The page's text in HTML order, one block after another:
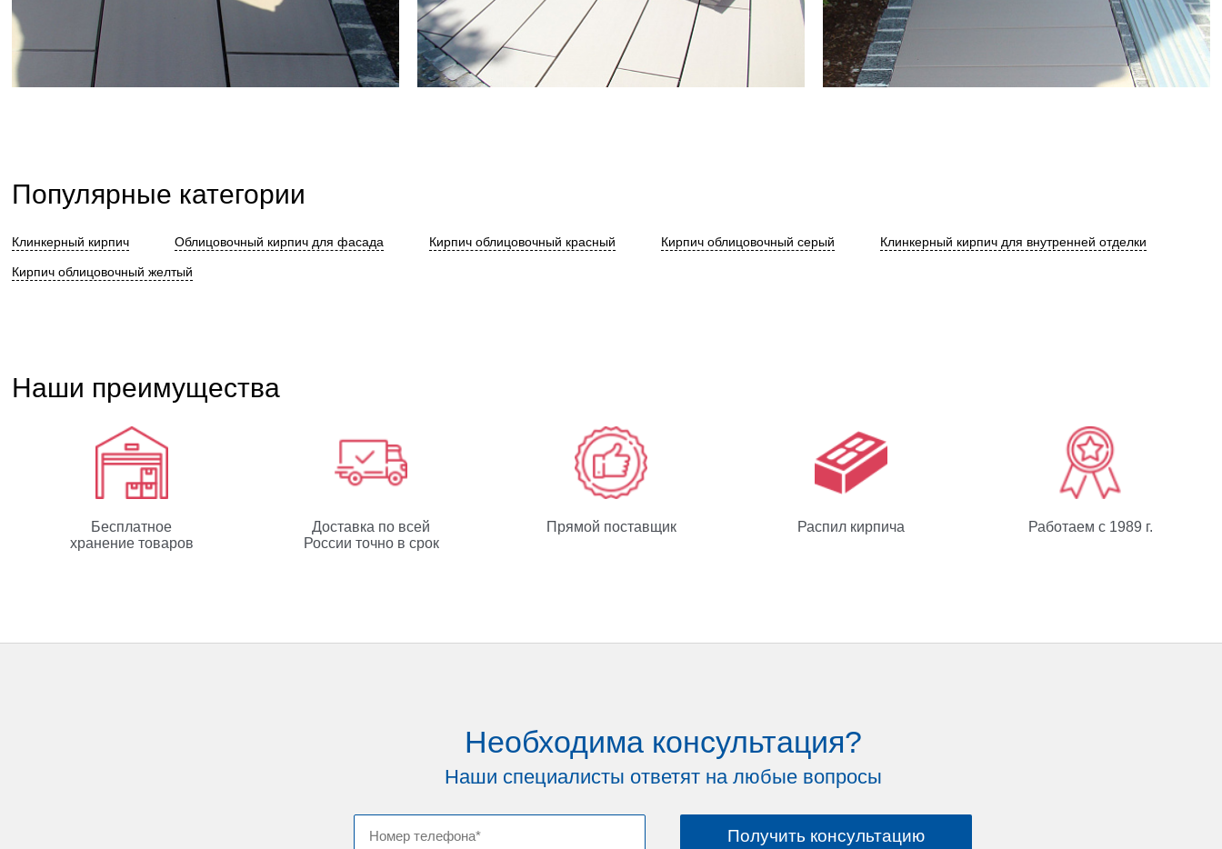
Популярные категории
Клинкерный кирпич Облицовочный кирпич для фасада Кирпич облицовочный красный Кирпич облицовочный серый Клинкерный кирпич для внутренней отделки
Кирпич облицовочный желтый
Наши преимущества
Бесплатное
хранение товаров
Доставка по всей
России точно в срок
Прямой поставщик Распил кирпича Работаем с 1989 г.
Необходима консультация?
Наши специалисты ответят на любые вопросы